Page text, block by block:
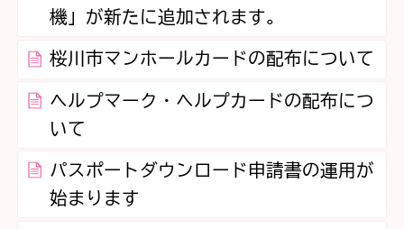
機」が新たに追加されます。
桜川市マンホールカードの配布について
ヘルプマーク・ヘルプカードの配布につ
いて
パスポートダウンロード申請書の運用が
始まります